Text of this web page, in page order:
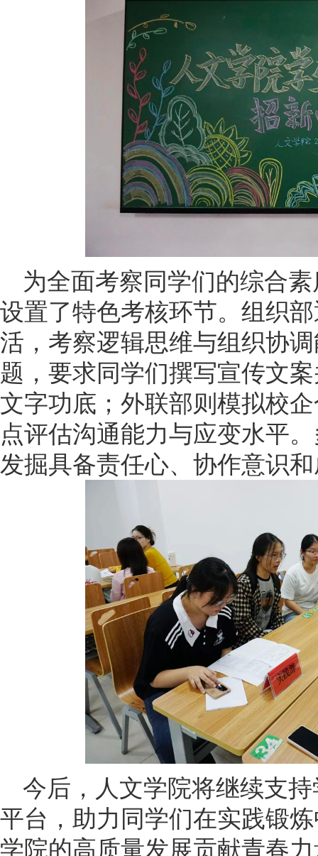
为全面考察同学们的综合
设置了特色考核环节。组织
活，考察逻辑思维与组织协
题，要求同学们撰写宣传文
文字功底；外联部则模拟校
点评估沟通能力与应变水平
发掘具备责任心、协作意识
今后，人文学院将继续支
平台，助力同学们在实践锻
学院的高质量发展贡献青春